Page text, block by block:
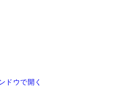
ドウで開く